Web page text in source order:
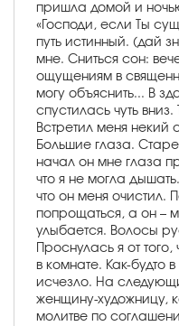
пришла домой и
«Господи, если Ты
путь истинный. (дай
мне. Сниться сон:
ощущениям в
могу объяснить... В
спустилась чуть
Встретил меня некий
Большие глаза.
начал он мне глаза
что я не могла
что он меня очистил.
попрощаться, а он –
улыбается. Волосы
Проснулась я от
в комнате. Как-будто
исчезло. На
женщину-художницу,
молитве по